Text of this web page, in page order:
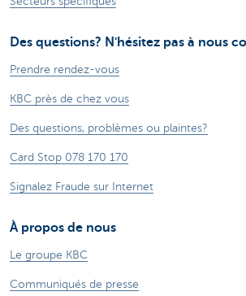
Des questions? N'hésitez pas à nous
Prendre rendez-vous
KBC près de chez vous
Des questions, problèmes ou plaintes?
Card Stop 078 170 170
Signalez Fraude sur Internet
À propos de nous
Le groupe KBC
Communiqués de presse